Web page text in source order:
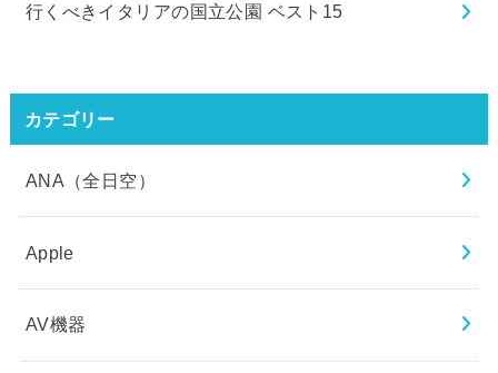
行くべきイタリアの国立公園 ベスト15
カテゴリー
ANA（全日空）
Apple
AV機器